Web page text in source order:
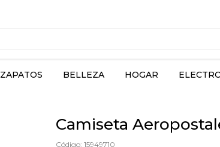
ZAPATOS BELLEZA HOGAR
Camiseta
Código: 15949710